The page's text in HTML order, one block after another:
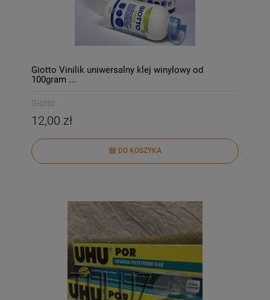
Giotto Vinilik uniwersalny klej winylowy od
100gram ...
Giotto
12,00 zł
DO KOSZYKA